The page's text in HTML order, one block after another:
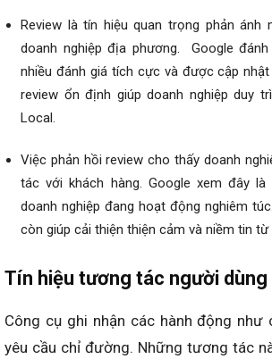
Review là tín hiệu quan trọng phản
doanh nghiệp địa phương. Google
nhiều đánh giá tích cực và được cập
review ổn định giúp doanh nghiệp duy
Local.
Việc phản hồi review cho thấy doanh
tác với khách hàng. Google xem đây
doanh nghiệp đang hoạt động nghiêm
còn giúp cải thiện thiện cảm và niềm tin từ
Tín hiệu tương tác người dùng
Công cụ ghi nhận các hành động như
yêu cầu chỉ đường. Những tương tác